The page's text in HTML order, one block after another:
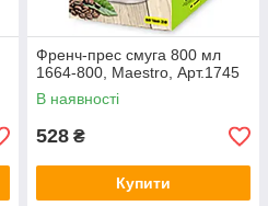
Френч-прес смуга 800 мл
1664-800, Maestro, Арт.1745
В наявності
528 ₴
Купити